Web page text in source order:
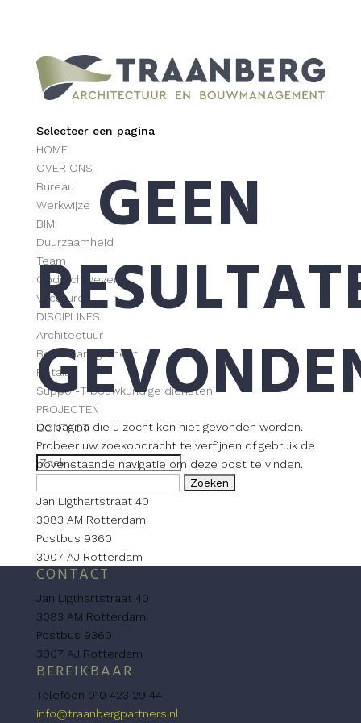
Selecteer een pagina
HOME
OVER ONS
Bureau
Werkwijze
BIM
Duurzaamheid
Team
Opdrachtgevers
Vacatures
DISCIPLINES
Architectuur
Bouwmanagement
Retail
Suppor-T bouwkundige diensten
PROJECTEN
CONTACT
GEEN
De pagina die u zocht kon niet gevonden worden.
Probeer uw zoekopdracht te verfijnen of gebruik de
bovenstaande navigatie om deze post te vinden.
naar:
Jan Ligthartstraat 40
3083 AM Rotterdam
Postbus 9360
3007 AJ Rotterdam
CONTACT
Jan Ligthartstraat 40
3083 AM Rotterdam
Postbus 9360
3007 AJ Rotterdam
BEREIKBAAR
Telefoon 010 423 29 44
info@traanbergpartners.nl